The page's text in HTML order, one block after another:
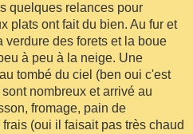
quelques relances pour
plats ont fait du bien. Au fur et
verdure des forets et la boue
à peu à la neige. Une
tombé du ciel (ben oui c'est
nombreux et arrivé au
fromage, pain de
(oui il faisait pas très chaud